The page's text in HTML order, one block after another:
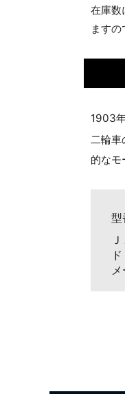
在庫数
ますの
1903
二輪
的なモ
型
ド